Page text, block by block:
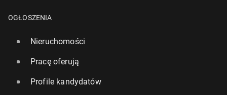
OGŁOSZENIA
Nieruchomości
Pracę oferują
Profile kandydatów